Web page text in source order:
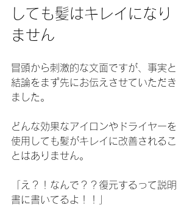
しても髪はキレイになり
ません
冒頭から刺激的な文面ですが、事実と
結論をまず先にお伝えさせていただき
ました。
どんな効果なアイロンやドライヤーを
使用しても髪がキレイに改善されるこ
とはありません。
「え？！なんで？？復元するって説明
書に書いてるよ！！」